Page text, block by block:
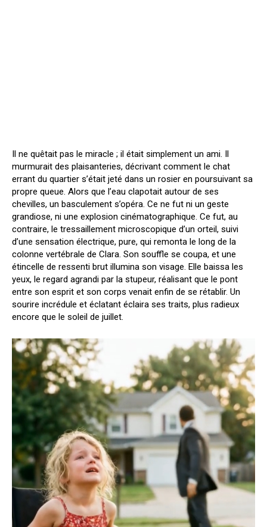
Il ne quêtait pas le miracle ; il était simplement un ami. Il
murmurait des plaisanteries, décrivant comment le chat
errant du quartier s’était jeté dans un rosier en poursuivant sa
propre queue. Alors que l’eau clapotait autour de ses
chevilles, un basculement s’opéra. Ce ne fut ni un geste
grandiose, ni une explosion cinématographique. Ce fut, au
contraire, le tressaillement microscopique d’un orteil, suivi
d’une sensation électrique, pure, qui remonta le long de la
colonne vertébrale de Clara. Son souffle se coupa, et une
étincelle de ressenti brut illumina son visage. Elle baissa les
yeux, le regard agrandi par la stupeur, réalisant que le pont
entre son esprit et son corps venait enfin de se rétablir. Un
sourire incrédule et éclatant éclaira ses traits, plus radieux
encore que le soleil de juillet.